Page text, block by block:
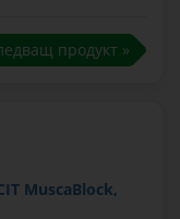
продукт »
MuscaBlock,